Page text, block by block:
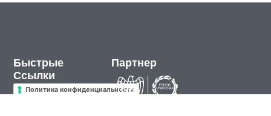
Быстрые
Ссылки
Политика конфиденциальности
Партнер